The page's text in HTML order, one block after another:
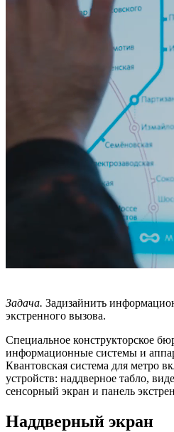
Задача. Задизайнить
экстренного вызова.
Специальное конструкторское
информационные системы и
Квантовская система для метро
устройств: наддверное табло,
сенсорный экран и панель
Наддверный экран